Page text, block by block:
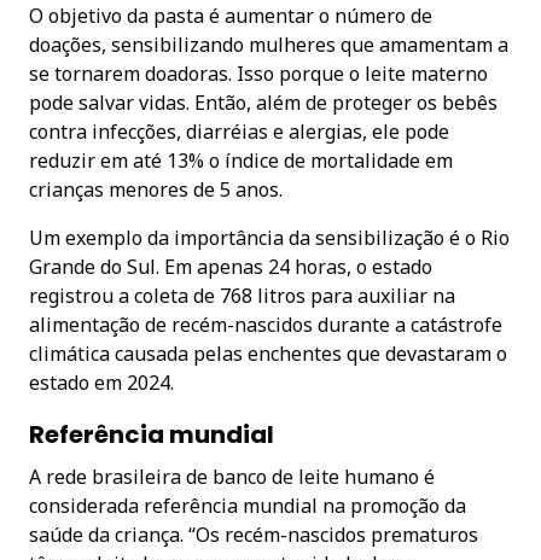
O objetivo da pasta é aumentar o número de
doações, sensibilizando mulheres que amamentam a
se tornarem doadoras. Isso porque o leite materno
pode salvar vidas. Então, além de proteger os bebês
contra infecções, diarréias e alergias, ele pode
reduzir em até 13% o índice de mortalidade em
crianças menores de 5 anos.
Um exemplo da importância da sensibilização é o Rio
Grande do Sul. Em apenas 24 horas, o estado
registrou a coleta de 768 litros para auxiliar na
alimentação de recém-nascidos durante a catástrofe
climática causada pelas enchentes que devastaram o
estado em 2024.
Referência mundial
A rede brasileira de banco de leite humano é
considerada referência mundial na promoção da
saúde da criança. “Os recém-nascidos prematuros